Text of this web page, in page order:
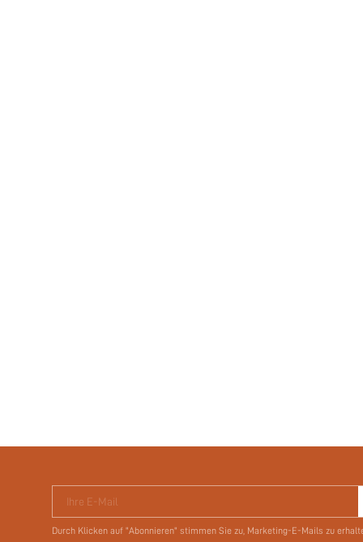
Ihre E-Mail
Durch Klicken auf "Abonnieren" stimmen Sie zu, Marketing-E-Mails zu